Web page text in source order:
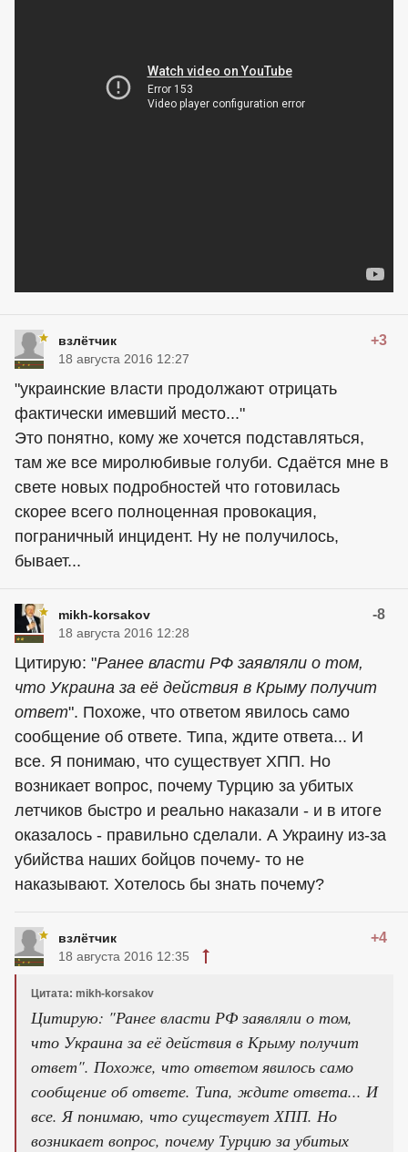
взлётчик +3
18 августа 2016 12:27
"украинские власти продолжают отрицать
фактически имевший место..."
Это понятно, кому же хочется подставляться,
там же все миролюбивые голуби. Сдаётся мне в
свете новых подробностей что готовилась
скорее всего полноценная провокация,
пограничный инцидент. Ну не получилось,
бывает...
mikh-korsakov -8
18 августа 2016 12:28
Цитирую: "Ранее власти РФ заявляли о том,
что Украина за её действия в Крыму получит
ответ". Похоже, что ответом явилось само
сообщение об ответе. Типа, ждите ответа... И
все. Я понимаю, что существует ХПП. Но
возникает вопрос, почему Турцию за убитых
летчиков быстро и реально наказали - и в итоге
оказалось - правильно сделали. А Украину из-за
убийства наших бойцов почему- то не
наказывают. Хотелось бы знать почему?
взлётчик +4
18 августа 2016 12:35
Цитата: mikh-korsakov
Цитирую: "Ранее власти РФ заявляли о том,
что Украина за её действия в Крыму получит
ответ". Похоже, что ответом явилось само
сообщение об ответе. Типа, ждите ответа... И
все. Я понимаю, что существует ХПП. Но
возникает вопрос, почему Турцию за убитых